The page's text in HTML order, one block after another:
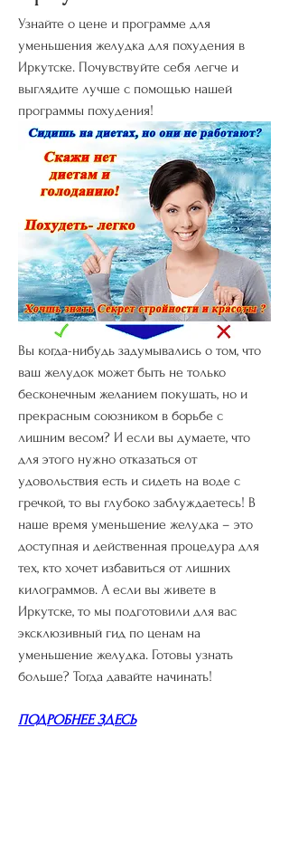
Узнайте о цене и программе для
уменьшения желудка для похудения в
Иркутске. Почувствуйте себя легче и
выглядите лучше с помощью нашей
программы похудения!
Вы когда-нибудь задумывались о том, что
ваш желудок может быть не только
бесконечным желанием покушать, но и
прекрасным союзником в борьбе с
лишним весом? И если вы думаете, что
для этого нужно отказаться от
удовольствия есть и сидеть на воде с
гречкой, то вы глубоко заблуждаетесь! В
наше время уменьшение желудка – это
доступная и действенная процедура для
тех, кто хочет избавиться от лишних
килограммов. А если вы живете в
Иркутске, то мы подготовили для вас
эксклюзивный гид по ценам на
уменьшение желудка. Готовы узнать
больше? Тогда давайте начинать!
ПОДРОБНЕЕ ЗДЕСЬ